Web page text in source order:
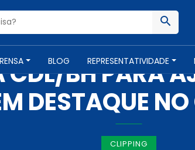
BLOG REPRESENTATIVIDADE
IMPRENSA -30 DE JANEIRO DE
BH PARA
DESTAQUE
CLIPPING